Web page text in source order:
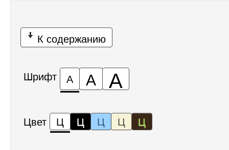
К содержанию
Шрифт А А А
Цвет Ц Ц Ц Ц Ц